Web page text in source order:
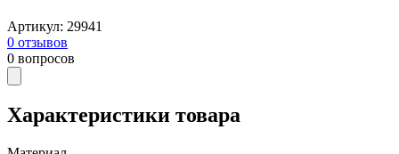
Артикул: 29941
0 отзывов
0 вопросов
Характеристики товара